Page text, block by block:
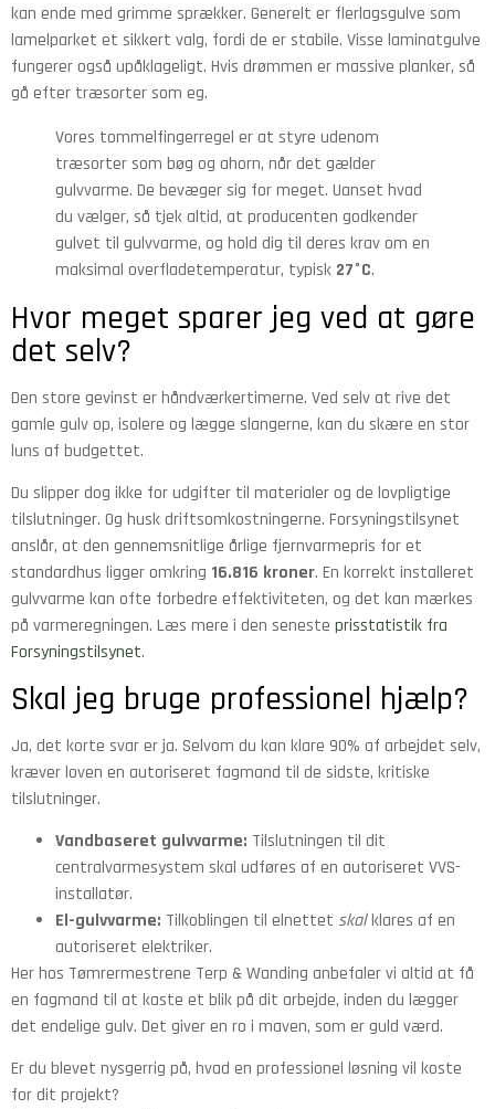
kan ende med grimme sprækker. Generelt er flerlagsgulve som
lamelparket et sikkert valg, fordi de er stabile. Visse laminatgulve
fungerer også upåklageligt. Hvis drømmen er massive planker, så
gå efter træsorter som eg.
Vores tommelfingerregel er at styre udenom
træsorter som bøg og ahorn, når det gælder
gulvvarme. De bevæger sig for meget. Uanset hvad
du vælger, så tjek altid, at producenten godkender
gulvet til gulvvarme, og hold dig til deres krav om en
maksimal overfladetemperatur, typisk 27°C.
Hvor meget sparer jeg ved at gøre
det selv?
Den store gevinst er håndværkertimerne. Ved selv at rive det
gamle gulv op, isolere og lægge slangerne, kan du skære en stor
luns af budgettet.
Du slipper dog ikke for udgifter til materialer og de lovpligtige
tilslutninger. Og husk driftsomkostningerne. Forsyningstilsynet
anslår, at den gennemsnitlige årlige fjernvarmepris for et
standardhus ligger omkring 16.816 kroner. En korrekt installeret
gulvvarme kan ofte forbedre effektiviteten, og det kan mærkes
på varmeregningen. Læs mere i den seneste prisstatistik fra
Forsyningstilsynet.
Skal jeg bruge professionel hjælp?
Ja, det korte svar er ja. Selvom du kan klare 90% af arbejdet selv,
kræver loven en autoriseret fagmand til de sidste, kritiske
tilslutninger.
Vandbaseret gulvvarme: Tilslutningen til dit
centralvarmesystem skal udføres af en autoriseret VVS-
installatør.
El-gulvvarme: Tilkoblingen til elnettet skalklares af en
autoriseret elektriker.
Her hos Tømrermestrene Terp & Wanding anbefaler vi altid at få
en fagmand til at kaste et blik på dit arbejde, inden du lægger
det endelige gulv. Det giver en ro i maven, som er guld værd.
Er du blevet nysgerrig på, hvad en professionel løsning vil koste
for dit projekt?